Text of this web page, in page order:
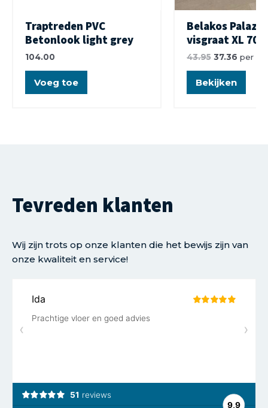
Traptreden PVC
Betonlook light grey
104.00
Voeg toe
Belakos
visgraat XL 70
43.95 37.36 per
Bekijken
Tevreden klanten
Wij zijn trots op onze klanten die het bewijs zijn van
onze kwaliteit en service!